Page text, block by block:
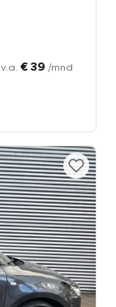
€ 39 /mnd